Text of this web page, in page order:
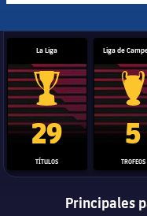
La Liga
Trofeo de La Liga
29
TÍTULOS
Liga de
5
TROFEOS
Principales